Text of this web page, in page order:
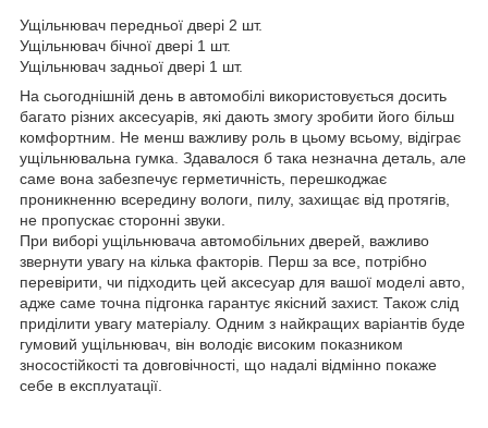
Ущільнювач передньої двері 2 шт.
Ущільнювач бічної двері 1 шт.
Ущільнювач задньої двері 1 шт.
На сьогоднішній день в автомобілі використовується досить
багато різних аксесуарів, які дають змогу зробити його більш
комфортним. Не менш важливу роль в цьому всьому, відіграє
ущільнювальна гумка. Здавалося б така незначна деталь, але
саме вона забезпечує герметичність, перешкоджає
проникненню всередину вологи, пилу, захищає від протягів,
не пропускає сторонні звуки.
При виборі ущільнювача автомобільних дверей, важливо
звернути увагу на кілька факторів. Перш за все, потрібно
перевірити, чи підходить цей аксесуар для вашої моделі авто,
адже саме точна підгонка гарантує якісний захист. Також слід
приділити увагу матеріалу. Одним з найкращих варіантів буде
гумовий ущільнювач, він володіє високим показником
зносостійкості та довговічності, що надалі відмінно покаже
себе в експлуатації.